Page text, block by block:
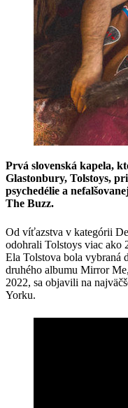
Prvá slovenská kapela,
Glastonbury, Tolstoys,
psychedélie a
The Buzz.
Od víťazstva v kategórii
odohrali Tolstoys viac ako
Ela Tolstova bola vybraná
druhého albumu Mirror
2022, sa objavili na
Yorku.